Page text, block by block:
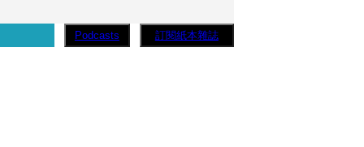
Podcasts 訂閱紙本雜誌